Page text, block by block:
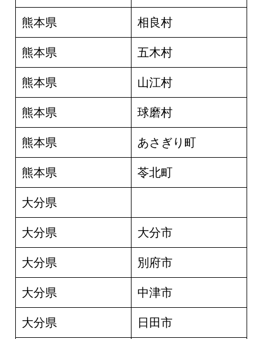
熊本県 相良村
熊本県 五木村
熊本県 山江村
熊本県 球磨村
熊本県 あさぎり町
熊本県 苓北町
大分県
大分県 大分市
大分県 別府市
大分県 中津市
大分県 日田市